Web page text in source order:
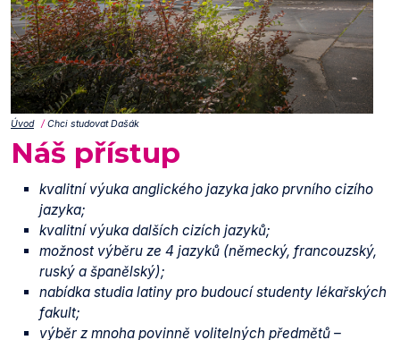
Úvod Chci studovat Dašák
Náš přístup
kvalitní výuka anglického jazyka jako prvního cizího
jazyka;
kvalitní výuka dalších cizích jazyků;
možnost výběru ze 4 jazyků (německý, francouzský,
ruský a španělský);
nabídka studia latiny pro budoucí studenty lékařských
fakult;
výběr z mnoha povinně volitelných předmětů –